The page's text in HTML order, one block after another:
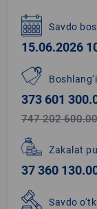
Savdo
15.06.2026
373 601
747 202
Zakalat
37 360
Savdo